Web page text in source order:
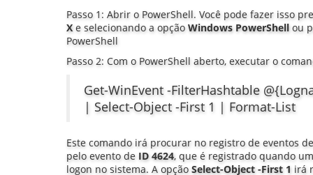
Passo 1: Abrir o PowerShell. Você pode fazer isso
Xe selecionando a opção Windows PowerShellou
PowerShell
Passo 2: Com o PowerShell aberto, executar o
Get-WinEvent -FilterHashtable
| Select-Object -First 1 | Format-List
Este comando irá procurar no registro de eventos
pelo evento de ID 4624, que é registrado quando
logon no sistema. A opção Select-Object -First 1 irá